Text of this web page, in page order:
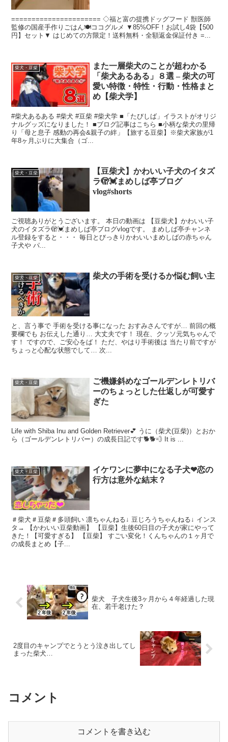
====================== ◇福と富の提携ドッグフード 獣医師
監修の国産手作りごはん🍽ココグルメ︎ ▼85%OFF！お試し4袋【500
円】セット▼ はじめての方限定！送料無料・全額返金保証付き =...
柴犬・豆柴
また一層柴犬のことが超わかる
「柴犬あるある」８選 – 柴犬の可
愛い特徴・特性・行動・性格まと
め【柴犬学】
#柴犬あるある #柴犬 #豆柴 #柴犬学 ■「たびしば」イラストがオリジ
ナルグッズになりました！ ■ブログ記事はこちら ■小柄な柴犬の里帰
り「母と息子 感動の再会&親子の絆」【旅する豆柴】※柴犬家族が1
年8ヶ月ぶりに大集合（ゴ...
柴犬・豆柴
【豆柴犬】かわいい子犬のイタズ
ラ🫣💓まめしば亭ブログ
vlog#shorts
ご視聴ありがとうございます。 本日の動画は 【豆柴犬】かわいい子
犬のイタズラ🫣💓まめしば亭ブログvlogです。 まめしば亭チャンネ
ル登録をすると・・・ 毎日とびっきりかわいいまめしばの赤ちゃん
子犬や パ...
柴犬・豆柴 柴犬の手術を受けるか悩む飼い主
と、言う事で 手術を受ける事になった おすみさんですが… 前回の概
要欄でも お伝えした通り… 大丈夫です！ 現在、クッソ元気ちゃんで
す！ ですので、ご安心をば！ ただ、やはり手術後は 当たり前ですが
ちょっと心配な状態でして… 次...
柴犬・豆柴
ご機嫌斜めなゴールデンレトリバ
ーのちょっとした仕返しが可愛す
ぎた
Life with Shiba Inu and Golden Retriever💕 うに（柴犬(豆柴)）とおか
ら（ゴールデンレトリバー）の成長日記です🐕🐕💨 It is ...
柴犬・豆柴
イケワンに夢中になる子犬❤恋の
行方は意外な結末？
＃柴犬＃豆柴＃多頭飼い 凛ちゃんねる↓ 豆じろうちゃんねる↓ インス
タ→ 【かわいい豆柴動画】 【豆柴】生後60日目の子犬が家にやって
きた！【可愛すぎる】 【豆柴】 すごい変化！くんちゃんの１ヶ月で
の成長まとめ【子...
柴犬 子犬生後3ヶ月から４年経過した現
在、若干老けた？
2度目のキャンプでとうとう泣き出してし
まった柴犬…
コメント
コメントを書き込む